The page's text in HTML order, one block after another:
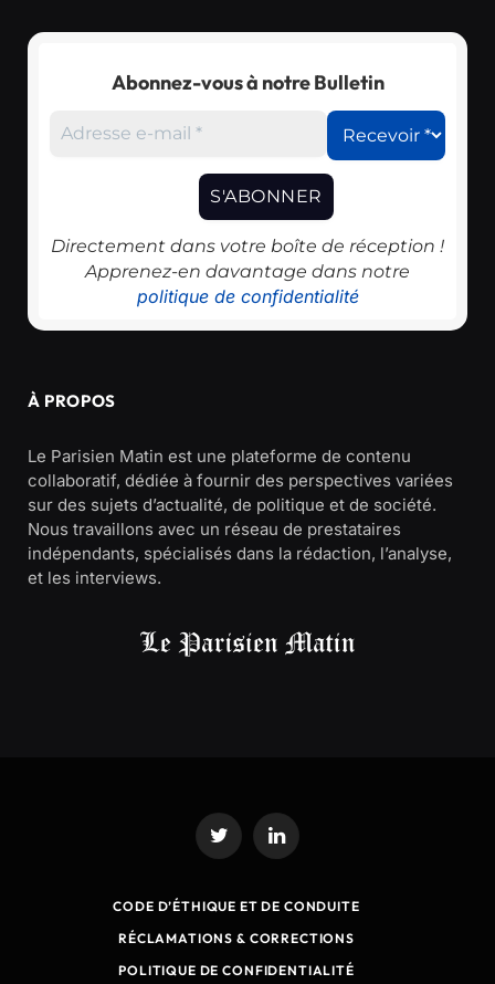
Abonnez-vous à notre Bulletin
Directement dans votre boîte de réception !
Apprenez-en davantage dans notre
politique de confidentialité
À PROPOS
Le Parisien Matin est une plateforme de contenu
collaboratif, dédiée à fournir des perspectives variées
sur des sujets d’actualité, de politique et de société.
Nous travaillons avec un réseau de prestataires
indépendants, spécialisés dans la rédaction, l’analyse,
et les interviews.
Twitter LinkedIn
CODE D’ÉTHIQUE ET DE CONDUITE
RÉCLAMATIONS & CORRECTIONS
POLITIQUE DE CONFIDENTIALITÉ